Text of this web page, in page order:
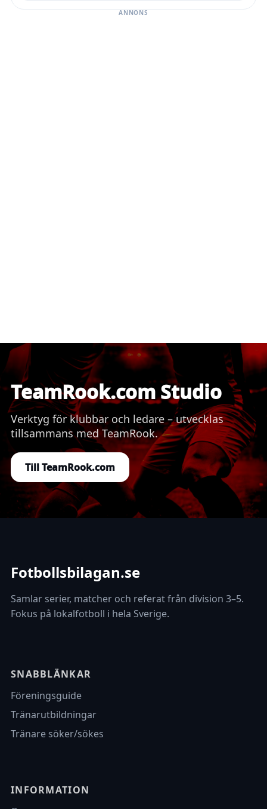
ANNONS
TeamRook.com Studio
Verktyg för klubbar och ledare – utvecklas
tillsammans med TeamRook.
Till TeamRook.com
Fotbollsbilagan.se
Samlar serier, matcher och referat från division 3–5.
Fokus på lokalfotboll i hela Sverige.
SNABBLÄNKAR
Föreningsguide
Tränarutbildningar
Tränare söker/sökes
INFORMATION